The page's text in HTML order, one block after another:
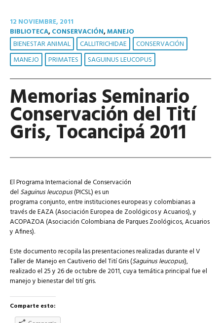
12 NOVIEMBRE, 2011
BIBLIOTECA,CONSERVACIÓN,MANEJO
BIENESTAR ANIMAL CALLITRICHIDAE
CONSERVACIÓN
MANEJO
PRIMATES SAGUINUS LEUCOPUS
Memorias Seminario
Conservación del Tití
Gris, Tocancipá 2011
El Programa Internacional de Conservación
del Saguinus leucopus(PICSL) es un
programa conjunto, entre instituciones europeas y colombianas a
través de EAZA (Asociación Europea de Zoológicos y Acuarios), y
ACOPAZOA (Asociación Colombiana de Parques Zoológicos, Acuarios
y Afines).
Este documento recopila las presentaciones realizadas durante el V
Taller de Manejo en Cautiverio del Tití Gris (Saguinus leucopus),
realizado el 25 y 26 de octubre de 2011, cuya temática principal fue el
manejo y bienestar del tití gris.
Comparte esto: